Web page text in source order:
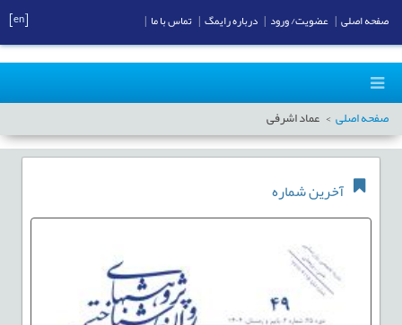
صفحه اصلی عماد اشرفی
آخرین شماره
صفحه اصلی عضویت/ ورود درباره رایمگ تماس با ما